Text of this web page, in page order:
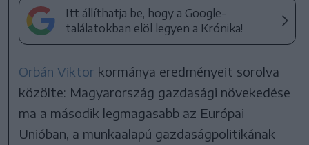
Itt állíthatja be, hogy a Google-
találatokban elöl legyen a Krónika!
Orbán Viktor kormánya eredményeit sorolva
közölte: Magyarország gazdasági növekedése
ma a második legmagasabb az Európai
Unióban, a munkaalapú gazdaságpolitikának